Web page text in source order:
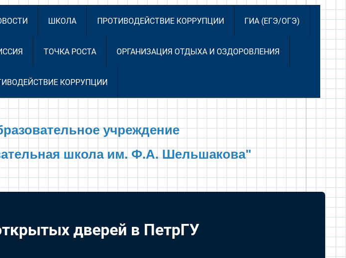
ШКОЛА ПРОТИВОДЕЙСТВИЕ КОРРУПЦИИ ГИА (ЕГЭ/ОГЭ)
ТОЧКА РОСТА ОРГАНИЗАЦИЯ ОТДЫХА И ОЗДОРОВЛЕНИЯ
КОРРУПЦИИ
учреждение
школа им. Ф.А. Шельшакова"
дверей в ПетрГУ